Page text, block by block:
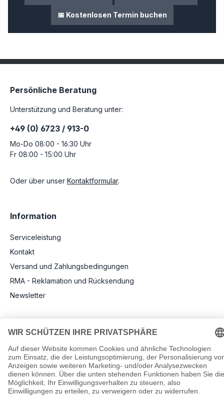
📅 Kostenlosen Termin buchen
Persönliche Beratung
Unterstützung und Beratung unter:
+49 (0) 6723 / 913-0
Mo-Do 08:00 - 16:30 Uhr
Fr 08:00 - 15:00 Uhr
Oder über unser Kontaktformular.
Information
Serviceleistung
Kontakt
Versand und Zahlungsbedingungen
RMA - Reklamation und Rücksendung
Newsletter
Rechtliche Angaben
Impressum
AGB
Datenschutz
Informationen zu Elektro- und Elektronikgeräten